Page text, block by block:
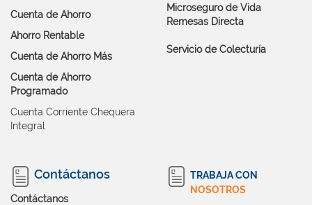
Cuenta de Ahorro
Ahorro Rentable
Cuenta de Ahorro Más
Cuenta de Ahorro
Programado
Cuenta Corriente Chequera
Integral
Microseguro de Vida
Remesas Directa
Servicio de Colecturía
Contáctanos
Contáctanos
TRABAJA CON
NOSOTROS